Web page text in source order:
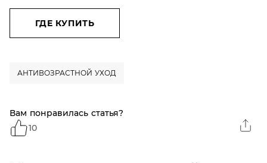
для лица 72 ч, 50 мл
ГДЕ КУПИТЬ
АНТИВОЗРАСТНОЙ УХОД
Вам понравилась статья?
10